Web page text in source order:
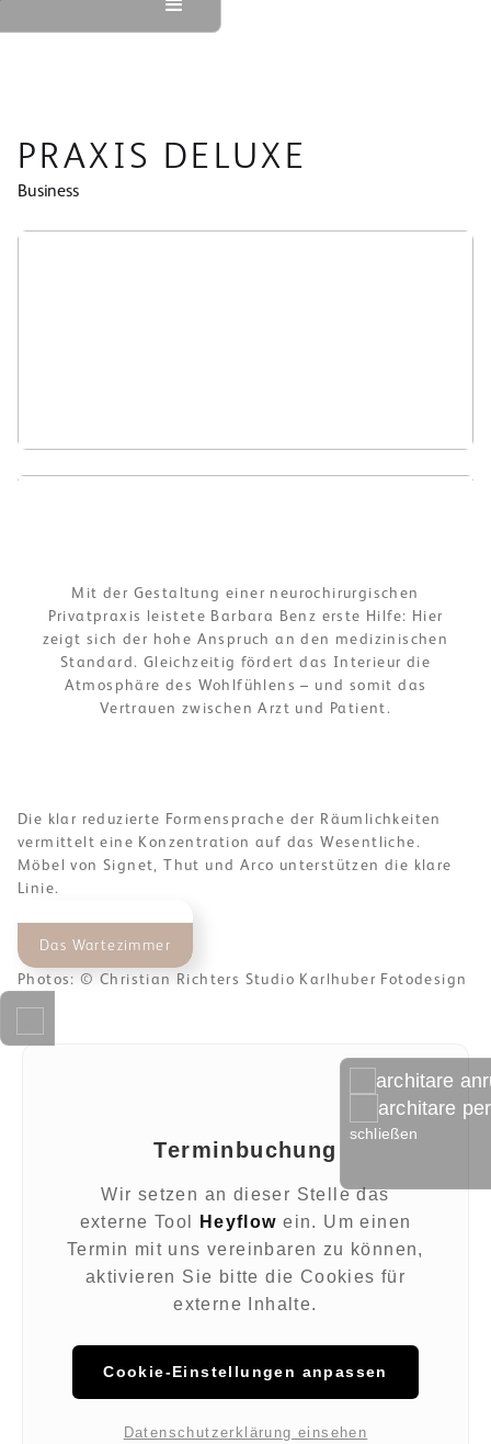
PRAXIS DELUXE
Business
Mit der Gestaltung einer neurochirurgischen
Privatpraxis leistete Barbara Benz erste Hilfe: Hier
zeigt sich der hohe Anspruch an den medizinischen
Standard. Gleichzeitig fördert das Interieur die
Atmosphäre des Wohlfühlens – und somit das
Vertrauen zwischen Arzt und Patient.
Die klar reduzierte Formensprache der Räumlichkeiten
vermittelt eine Konzentration auf das Wesentliche.
Möbel von Signet, Thut und Arco unterstützen die klare
Linie.
Das Wartezimmer
Photos: © Christian Richters Studio Karlhuber Fotodesign
architare
architare
schließen
Terminbuchung
Wir setzen an dieser Stelle das
externe Tool
Heyflow ein. Um einen
Termin mit uns vereinbaren zu können,
aktivieren Sie bitte die Cookies für
externe Inhalte.
Cookie-Einstellungen anpassen
Datenschutzerklärung einsehen